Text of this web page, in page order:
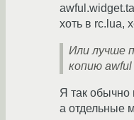
хоть в rc.lua,
Или лучше
копию awful
Я так обычно
а отдельные